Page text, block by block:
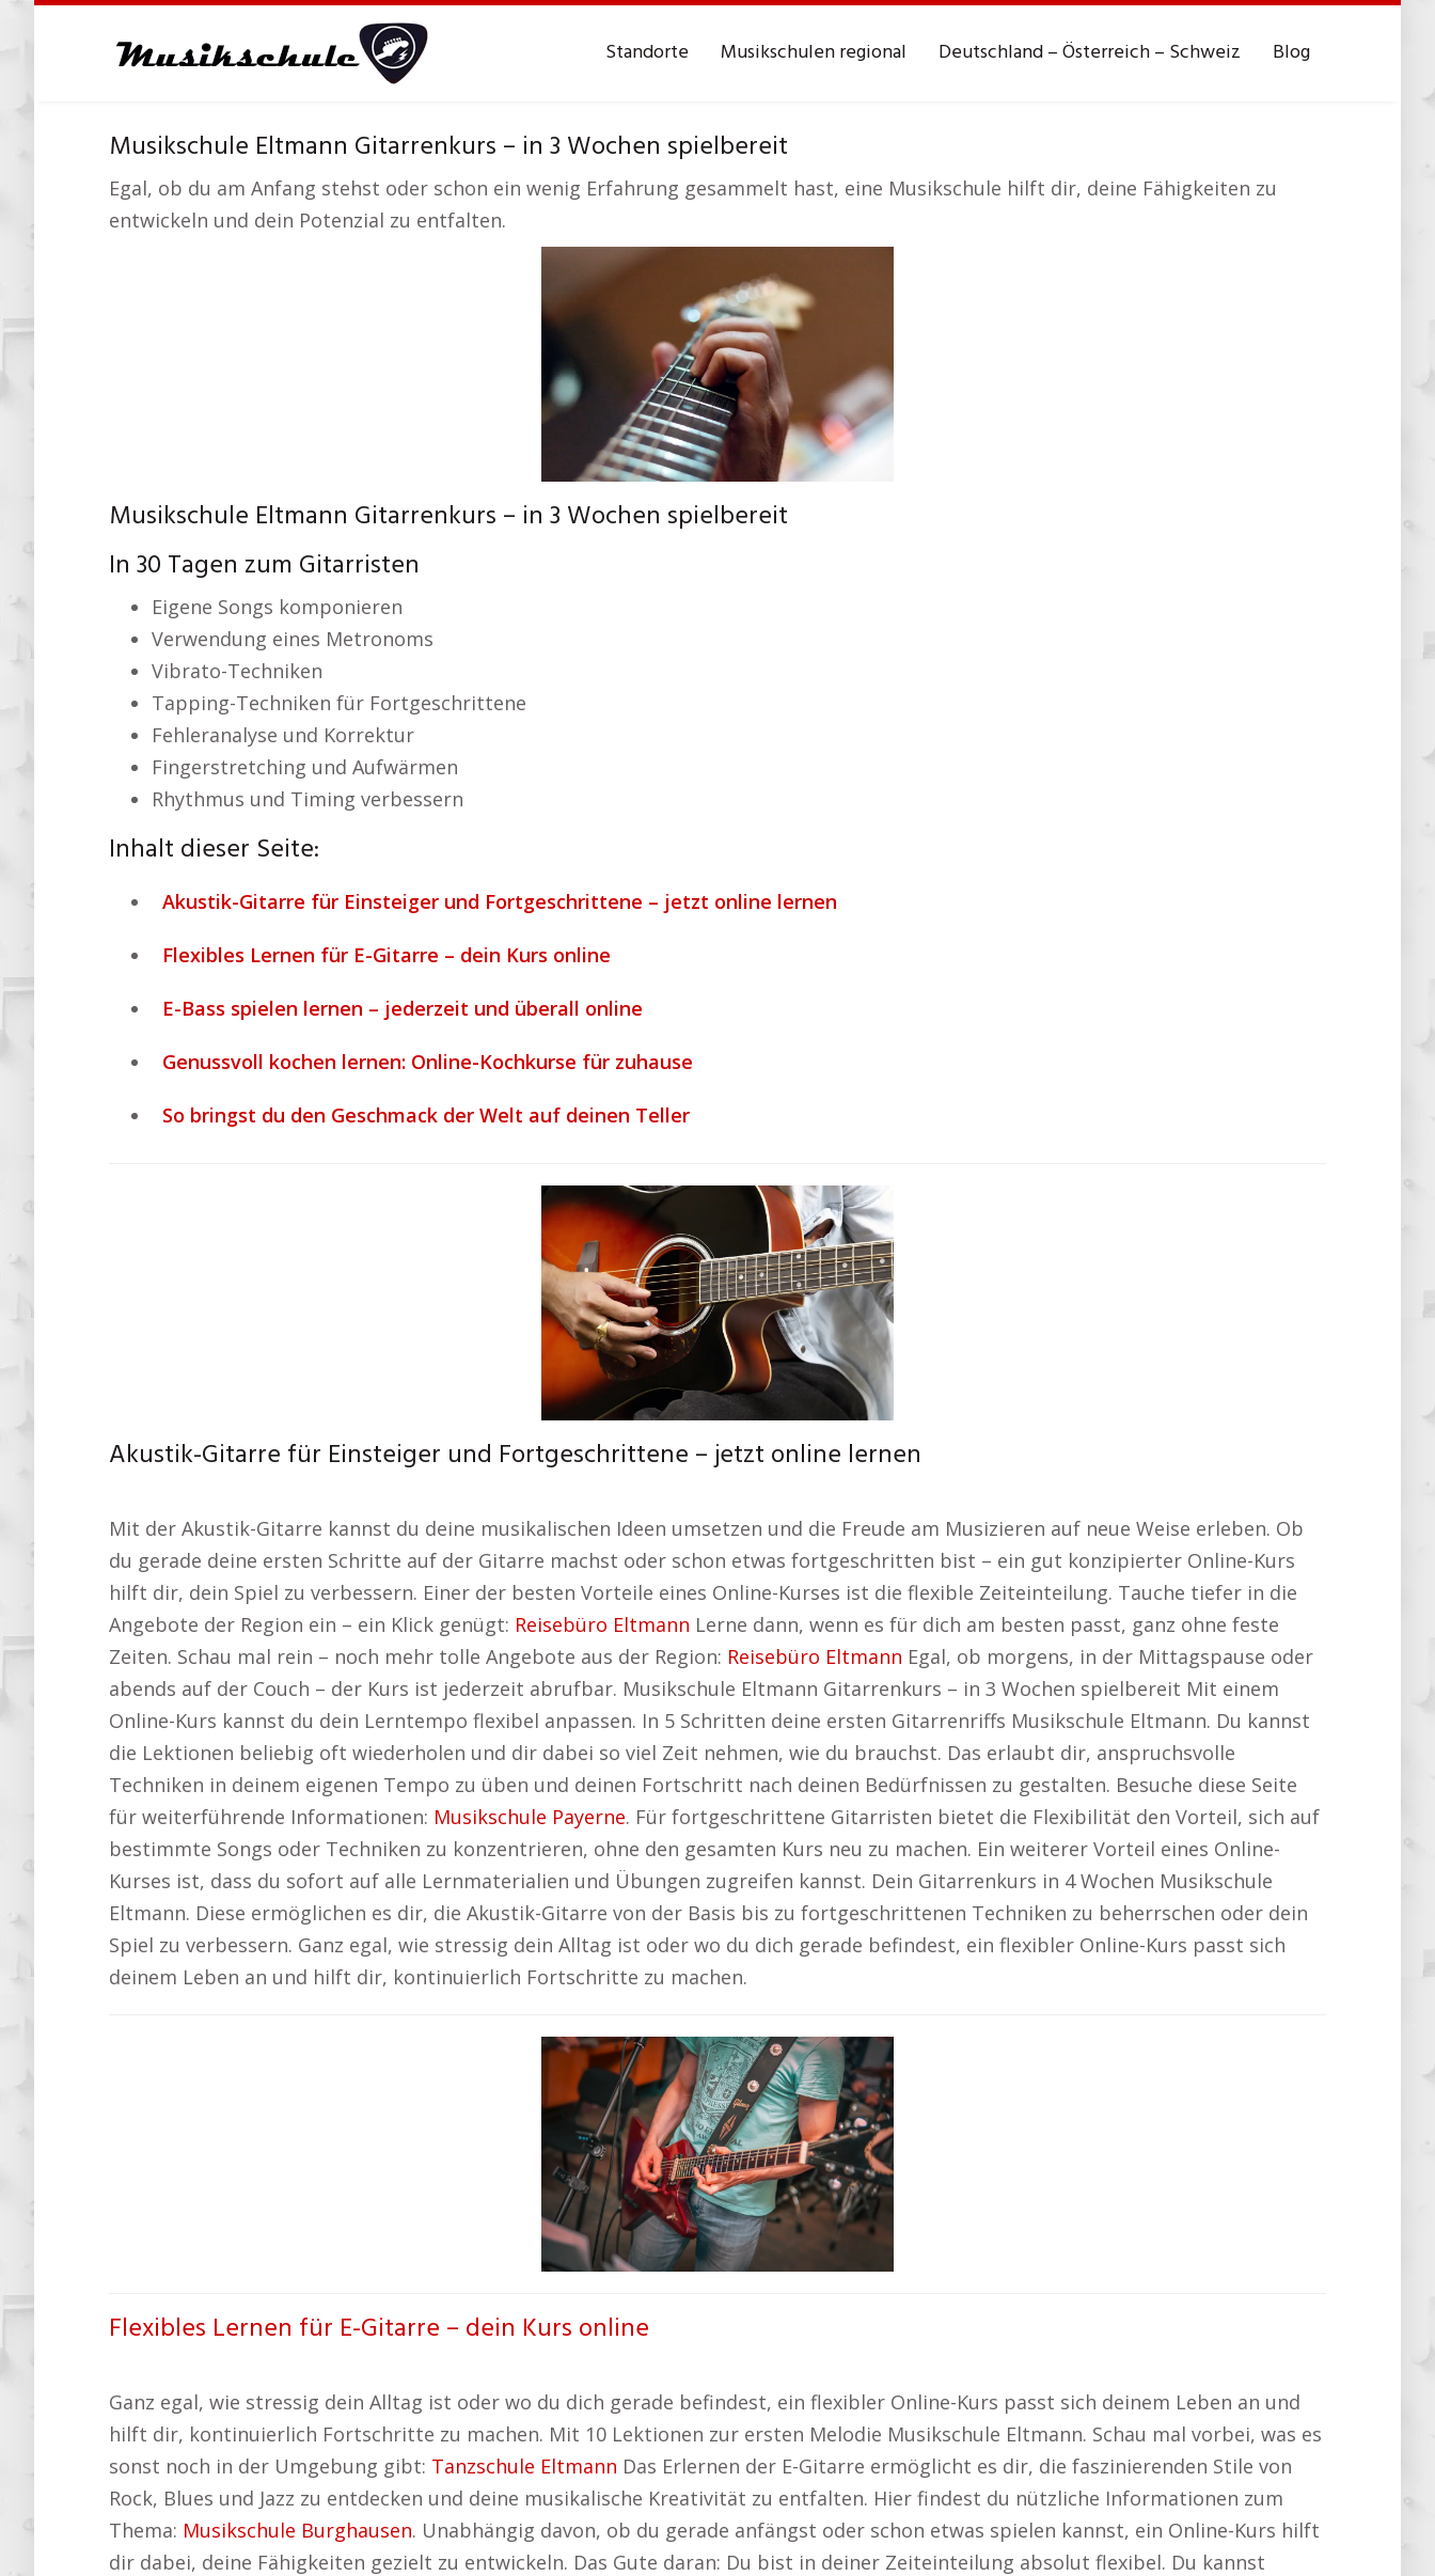
content
Standorte Musikschulen regional Deutschland – Österreich – Schweiz Blog
Musikschule Eltmann Gitarrenkurs – in 3 Wochen spielbereit
Egal, ob du am Anfang stehst oder schon ein wenig Erfahrung gesammelt hast, eine Musikschule hilft dir, deine Fähigkeiten zu
entwickeln und dein Potenzial zu entfalten.
Musikschule Eltmann Gitarrenkurs – in 3 Wochen spielbereit
In 30 Tagen zum Gitarristen
Eigene Songs komponieren
Verwendung eines Metronoms
Vibrato-Techniken
Tapping-Techniken für Fortgeschrittene
Fehleranalyse und Korrektur
Fingerstretching und Aufwärmen
Rhythmus und Timing verbessern
Inhalt dieser Seite:
Akustik-Gitarre für Einsteiger und Fortgeschrittene – jetzt online lernen
Flexibles Lernen für E-Gitarre – dein Kurs online
E-Bass spielen lernen – jederzeit und überall online
Genussvoll kochen lernen: Online-Kochkurse für zuhause
So bringst du den Geschmack der Welt auf deinen Teller
Akustik-Gitarre für Einsteiger und Fortgeschrittene – jetzt online lernen
Mit der Akustik-Gitarre kannst du deine musikalischen Ideen umsetzen und die Freude am Musizieren auf neue Weise erleben. Ob
du gerade deine ersten Schritte auf der Gitarre machst oder schon etwas fortgeschritten bist – ein gut konzipierter Online-Kurs
hilft dir, dein Spiel zu verbessern. Einer der besten Vorteile eines Online-Kurses ist die flexible Zeiteinteilung. Tauche tiefer in die
Angebote der Region ein – ein Klick genügt: Reisebüro Eltmann Lerne dann, wenn es für dich am besten passt, ganz ohne feste
Zeiten. Schau mal rein – noch mehr tolle Angebote aus der Region: Reisebüro Eltmann Egal, ob morgens, in der Mittagspause oder
abends auf der Couch – der Kurs ist jederzeit abrufbar. Musikschule Eltmann Gitarrenkurs – in 3 Wochen spielbereit Mit einem
Online-Kurs kannst du dein Lerntempo flexibel anpassen. In 5 Schritten deine ersten Gitarrenriffs Musikschule Eltmann. Du kannst
die Lektionen beliebig oft wiederholen und dir dabei so viel Zeit nehmen, wie du brauchst. Das erlaubt dir, anspruchsvolle
Techniken in deinem eigenen Tempo zu üben und deinen Fortschritt nach deinen Bedürfnissen zu gestalten. Besuche diese Seite
für weiterführende Informationen: Musikschule Payerne. Für fortgeschrittene Gitarristen bietet die Flexibilität den Vorteil, sich auf
bestimmte Songs oder Techniken zu konzentrieren, ohne den gesamten Kurs neu zu machen. Ein weiterer Vorteil eines Online-
Kurses ist, dass du sofort auf alle Lernmaterialien und Übungen zugreifen kannst. Dein Gitarrenkurs in 4 Wochen Musikschule
Eltmann. Diese ermöglichen es dir, die Akustik-Gitarre von der Basis bis zu fortgeschrittenen Techniken zu beherrschen oder dein
Spiel zu verbessern. Ganz egal, wie stressig dein Alltag ist oder wo du dich gerade befindest, ein flexibler Online-Kurs passt sich
deinem Leben an und hilft dir, kontinuierlich Fortschritte zu machen.
Flexibles Lernen für E-Gitarre – dein Kurs online
Ganz egal, wie stressig dein Alltag ist oder wo du dich gerade befindest, ein flexibler Online-Kurs passt sich deinem Leben an und
hilft dir, kontinuierlich Fortschritte zu machen. Mit 10 Lektionen zur ersten Melodie Musikschule Eltmann. Schau mal vorbei, was es
sonst noch in der Umgebung gibt: Tanzschule Eltmann Das Erlernen der E-Gitarre ermöglicht es dir, die faszinierenden Stile von
Rock, Blues und Jazz zu entdecken und deine musikalische Kreativität zu entfalten. Hier findest du nützliche Informationen zum
Thema: Musikschule Burghausen. Unabhängig davon, ob du gerade anfängst oder schon etwas spielen kannst, ein Online-Kurs hilft
dir dabei, deine Fähigkeiten gezielt zu entwickeln. Das Gute daran: Du bist in deiner Zeiteinteilung absolut flexibel. Du kannst